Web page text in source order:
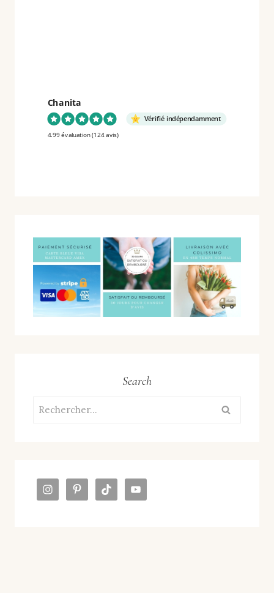
INDIEN
Chanita
Vérifié indépendamment
4.99 évaluation(124 avis)
Search
Rechercher :